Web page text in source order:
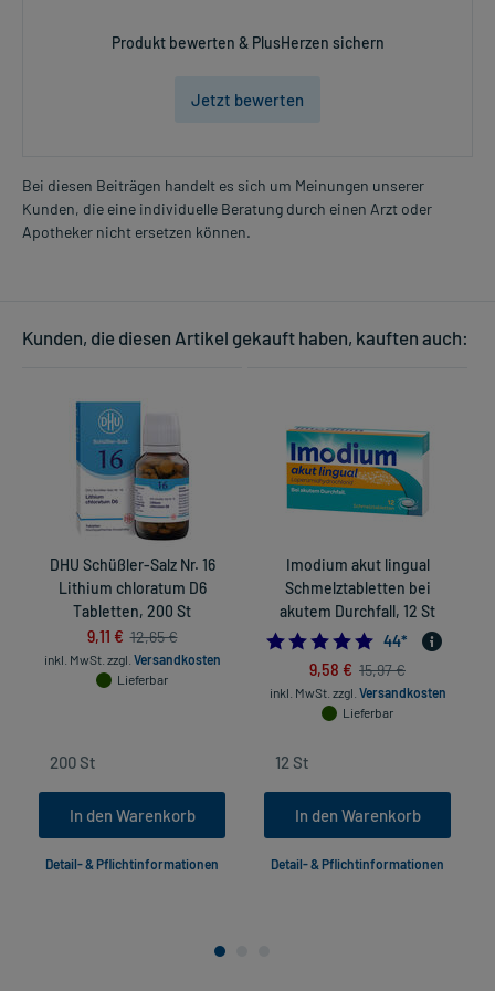
Produkt bewerten & PlusHerzen sichern
Jetzt bewerten
Bei diesen Beiträgen handelt es sich um Meinungen unserer
Kunden, die eine individuelle Beratung durch einen Arzt oder
Apotheker nicht ersetzen können.
Kunden, die diesen Artikel gekauft haben, kauften auch:
DHU Schüßler-Salz Nr. 16
Lithium chloratum D6
Tabletten, 200 St
9,11 € 12,65 €
inkl. MwSt. zzgl. Versandkosten
Lieferbar
In den Warenkorb
Detail- & Pflichtinformationen
Imodium akut lingual
Schmelztabletten bei
akutem Durchfall, 12 St
44*
9,58 € 15,97 €
inkl. MwSt. zzgl. Versandkosten
Lieferbar
In den Warenkorb
Detail- & Pflichtinformationen